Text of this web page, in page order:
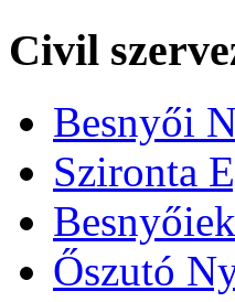
Civil
Besnyői
Szironta
Őszutó